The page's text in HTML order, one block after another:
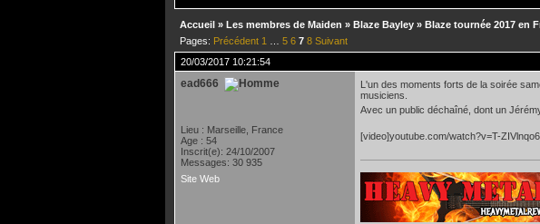
Accueil » Les membres de Maiden » Blaze Bayley » Blaze tournée 2017 en
Pages: Précédent 1 5 6 7 8 Suivant
20/03/2017 10:21:54
ead666
Lieu : Marseille, France
Age : 54
Inscrit(e): 24/10/2007
Messages: 30 935
Site Web
L'un des moments forts de la soirée
musiciens.
Avec un public déchaîné, dont un
[video]youtube.com/watch?v=T-